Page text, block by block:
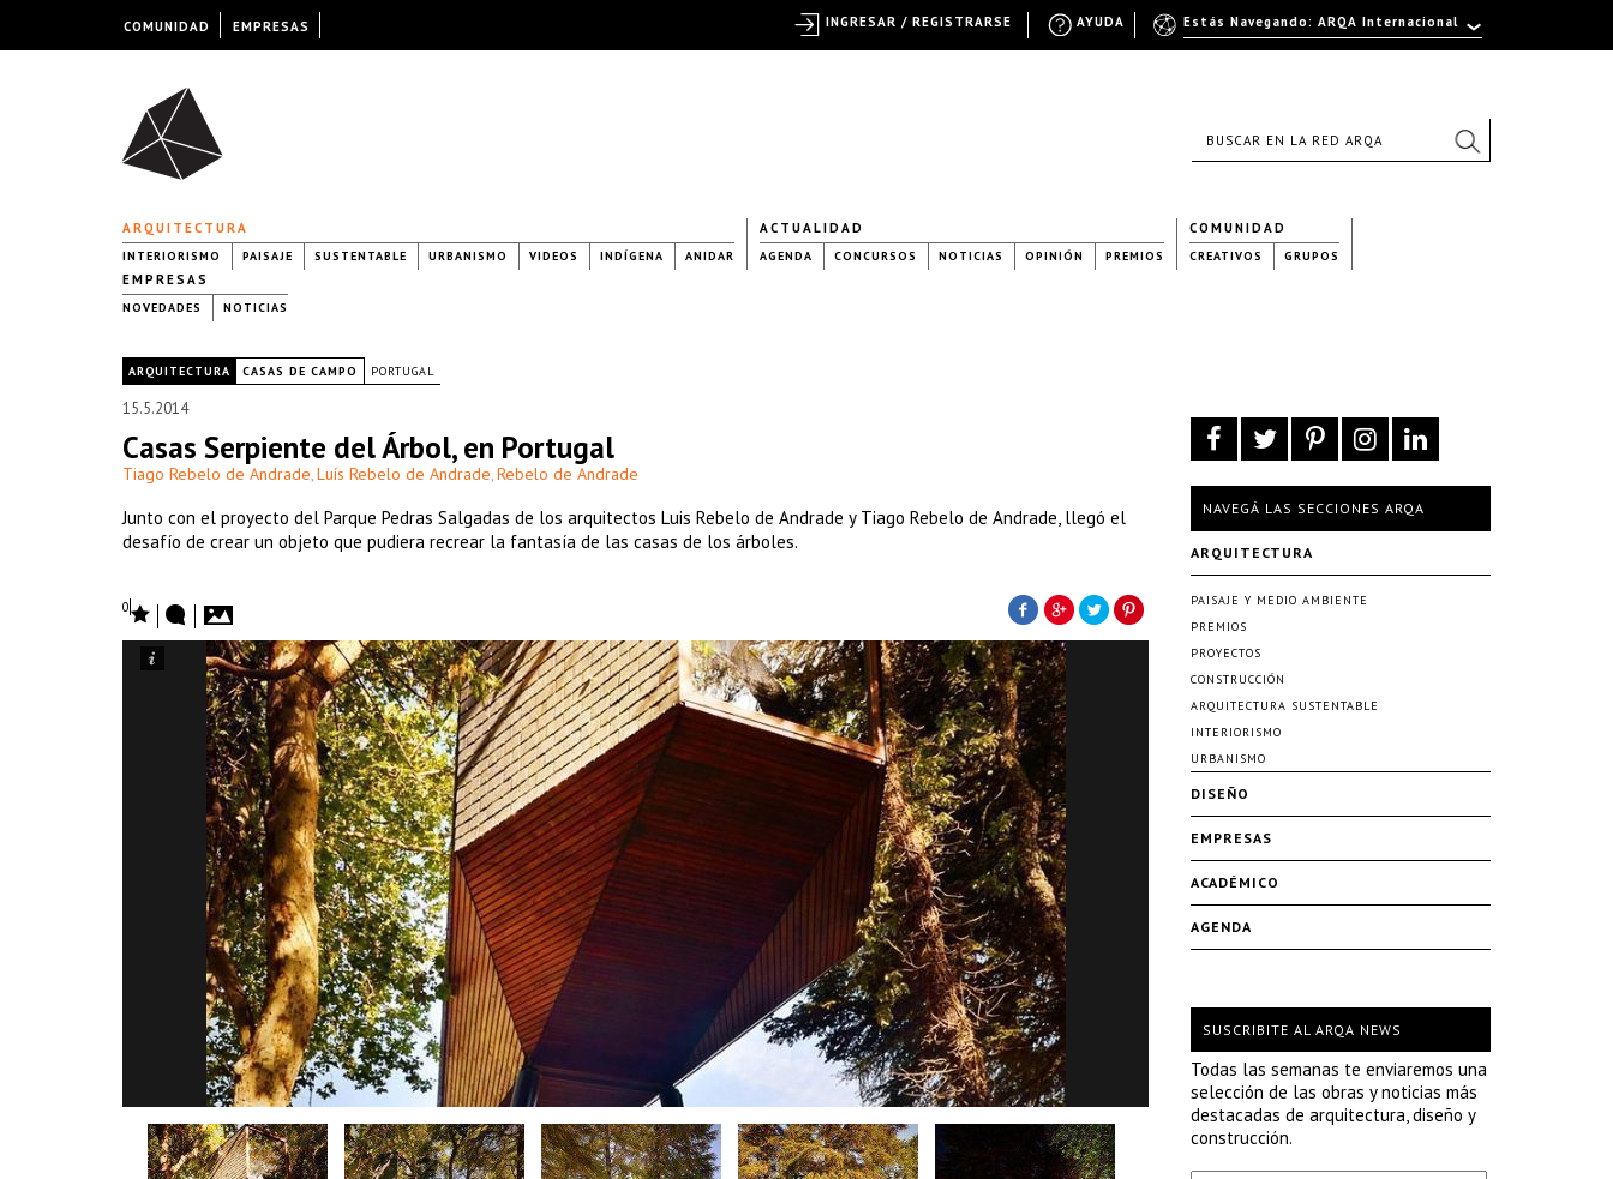
ARQUITECTURA
INTERIORISMO PAISAJE SUSTENTABLE URBANISMO VIDEOS INDÍGENA ANIDAR
ACTUALIDAD
AGENDA CONCURSOS NOTICIAS OPINIÓN PREMIOS
COMUNIDAD
CREATIVOS GRUPOS
EMPRESAS
NOVEDADES NOTICIAS
ARQUITECTURA CASAS DE CAMPO PORTUGAL
15.5.2014
Casas Serpiente del Árbol, en Portugal
Tiago Rebelo de Andrade, Luís Rebelo de Andrade, Rebelo de Andrade
Junto con el proyecto del Parque Pedras Salgadas de los arquitectos Luis Rebelo de Andrade y Tiago Rebelo de Andrade, llegó el
desafío de crear un objeto que pudiera recrear la fantasía de las casas de los árboles.
0
NAVEGÁ LAS SECCIONES ARQA
ARQUITECTURA
PAISAJE Y MEDIO AMBIENTE
PREMIOS
PROYECTOS
CONSTRUCCIÓN
ARQUITECTURA SUSTENTABLE
INTERIORISMO
URBANISMO
DISEÑO
EMPRESAS
ACADÉMICO
AGENDA
SUSCRIBITE AL ARQA NEWS
Todas las semanas te enviaremos una
selección de las obras y noticias más
destacadas de arquitectura, diseño y
construcción.
COMUNIDAD EMPRESAS Estás Navegando: ARQA Internacional
AYUDA
INGRESAR / REGISTRARSE